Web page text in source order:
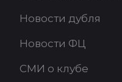
Новости дубля
Новости ФЦ
СМИ о клубе